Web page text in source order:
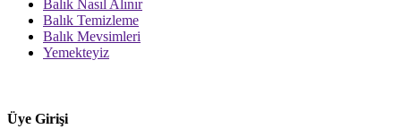
Balık Nasıl Alınır
Balık Temizleme
Balık Mevsimleri
Yemekteyiz
Üye Girişi